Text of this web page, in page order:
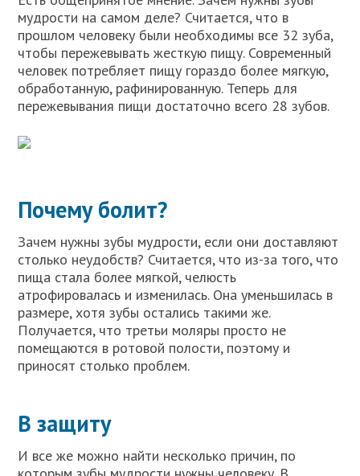
мудрости на самом деле? Считается, что в
прошлом человеку были необходимы все 32 зуба,
чтобы пережевывать жесткую пищу. Современный
человек потребляет пищу гораздо более мягкую,
обработанную, рафинированную. Теперь для
пережевывания пищи достаточно всего 28 зубов.
Почему болит?
Зачем нужны зубы мудрости, если они доставляют
столько неудобств? Считается, что из-за того, что
пища стала более мягкой, челюсть
атрофировалась и изменилась. Она уменьшилась в
размере, хотя зубы остались такими же.
Получается, что третьи моляры просто не
помещаются в ротовой полости, поэтому и
приносят столько проблем.
В защиту
И все же можно найти несколько причин, по